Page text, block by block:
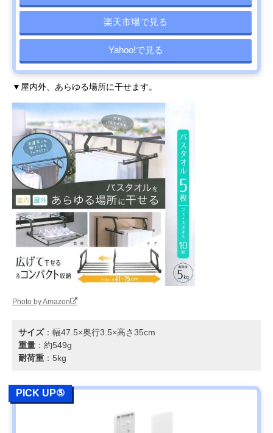
楽天市場で見る
Yahoo!で見る
▼屋内外、あらゆる場所に干せます。
Photo by Amazon
サイズ：幅47.5×奥行3.5×高さ35cm
重量 ：約549g
耐荷重 ：5kg
PICK UP⑤